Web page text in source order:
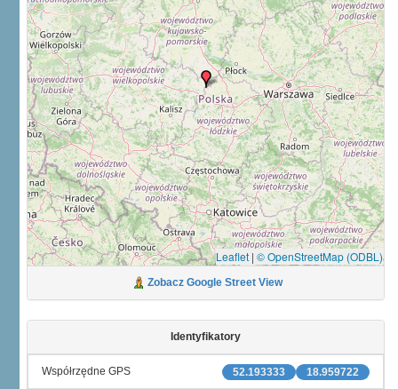
Leaflet | © OpenStreetMap (ODBL)
Zobacz Google Street View
Identyfikatory
18.959722
52.193333
Współrzędne GPS